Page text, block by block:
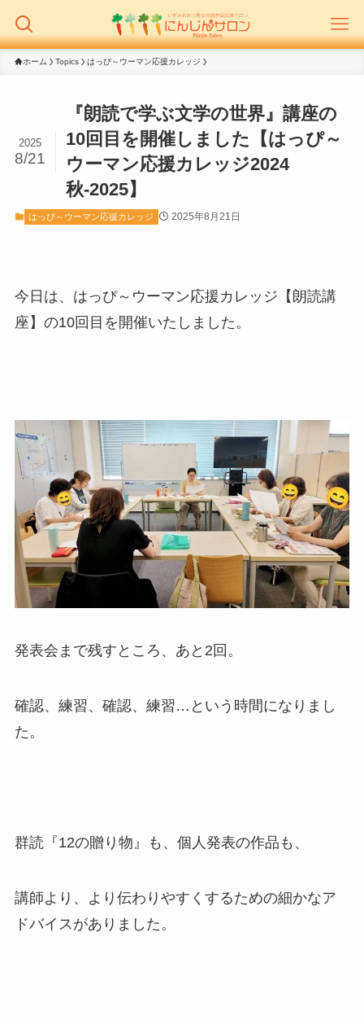
ホーム Topics はっぴ～ウーマン応援カレッジ
『朗読で学ぶ文学の世界』講座の
10回目を開催しました【はっぴ～
ウーマン応援カレッジ2024
秋-2025】
2025
8/21
はっぴ～ウーマン応援カレッジ 2025年8月21日
今日は、はっぴ～ウーマン応援カレッジ【朗読講
座】の10回目を開催いたしました。
​発表会まで残すところ、あと2回。
確認、練習、確認、練習…という時間になりまし
た。
群読『12の贈り物』も、個人発表の作品も、
講師より、より伝わりやすくするための細かなア
ドバイスがありました。